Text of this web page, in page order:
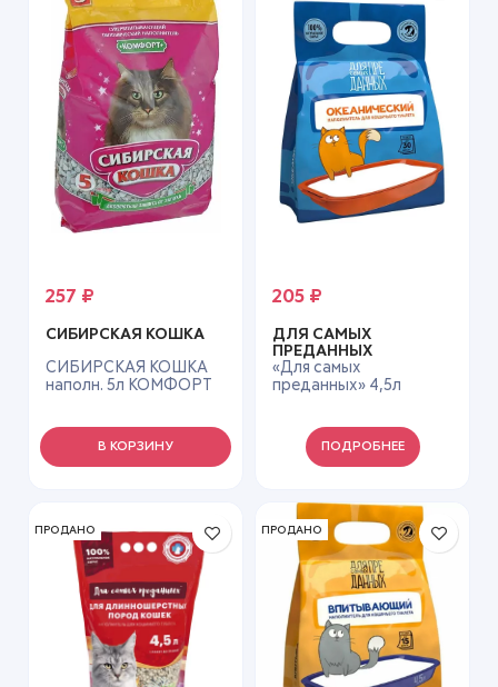
257 ₽
СИБИРСКАЯ КОШКА
СИБИРСКАЯ КОШКА
наполн. 5л КОМФОРТ
В КОРЗИНУ
205 ₽
ДЛЯ САМЫХ
ПРЕДАННЫХ
«Для самых
преданных» 4,5л
ПОДРОБНЕЕ
ПРОДАНО ПРОДАНО